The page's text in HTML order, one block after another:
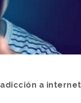
adicción a